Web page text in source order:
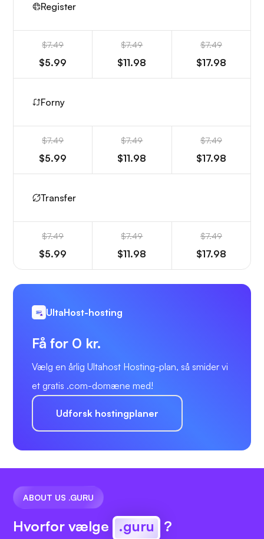
Register
$7.49
$5.99
$7.49
$11.98
$7.49
$17.98
Forny
$7.49
$5.99
$7.49
$11.98
$7.49
$17.98
Transfer
$7.49
$5.99
$7.49
$11.98
$7.49
$17.98
UltaHost-hosting
Få for 0 kr.
Vælg en årlig Ultahost Hosting-plan, så smider vi
et gratis .com-domæne med!
Udforsk hostingplaner
ABOUT US .GURU
Hvorfor vælge .guru ?